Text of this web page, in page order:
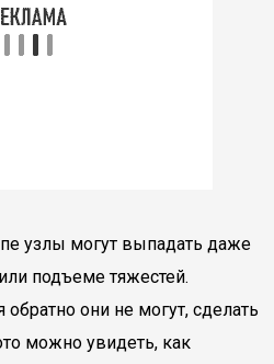
узлы могут выпадать даже
подъеме тяжестей.
они не могут, сделать
можно увидеть, как